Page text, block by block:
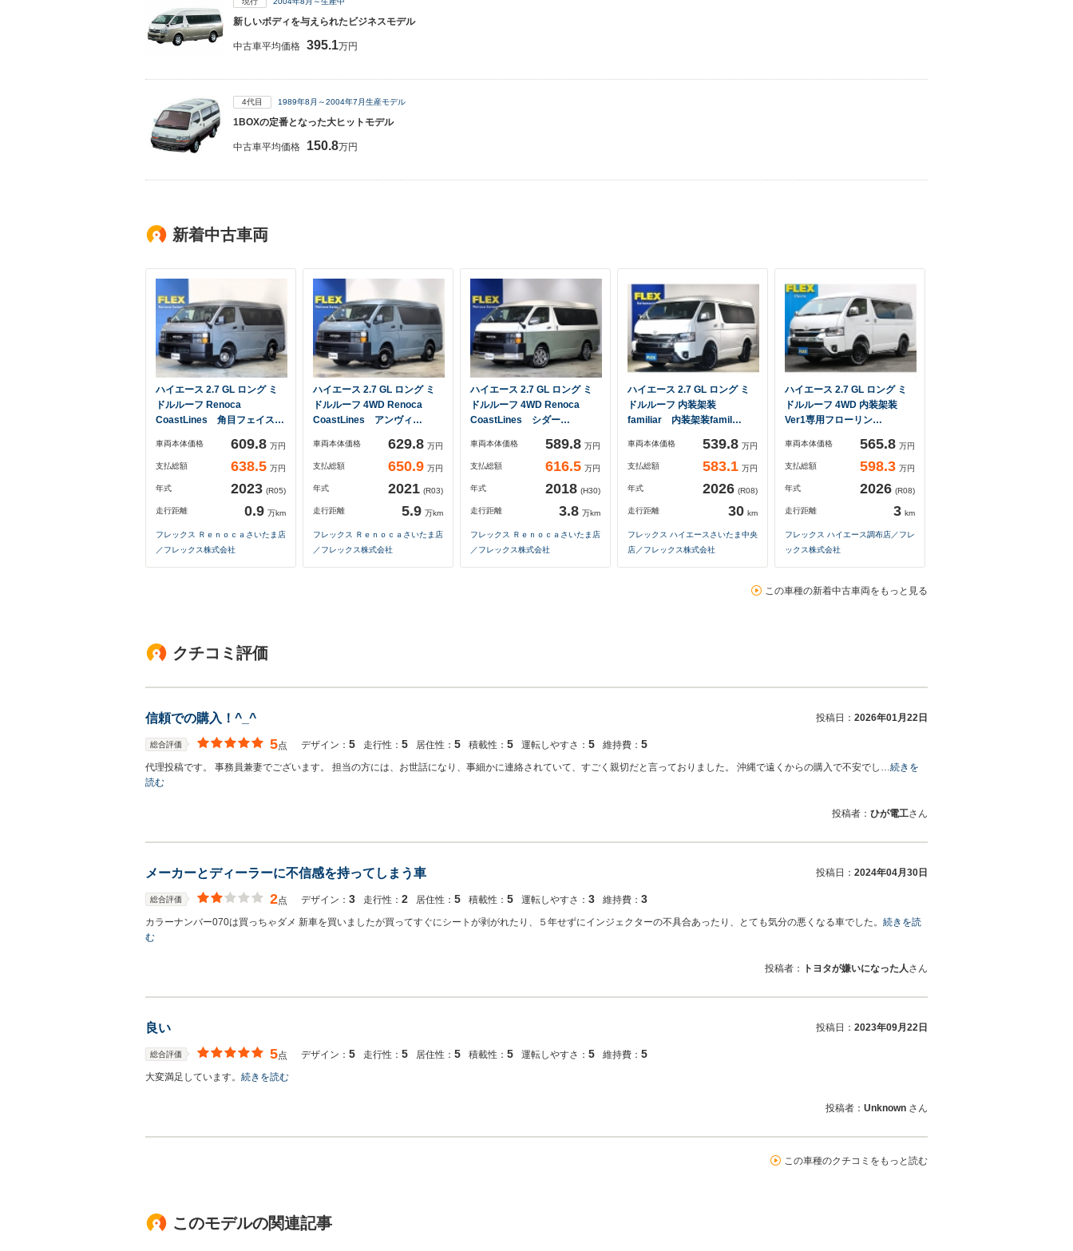
新しいボディを与えられたビジネスモデル
中古車平均価格 395.1万円
4代目 1989年8月～2004年7月生産モデル
1BOXの定番となった大ヒットモデル
中古車平均価格 150.8万円
新着中古車両
ハイエース 2.7 GL ロング ミ
ドルルーフ Renoca
CoastLines 角目フェイス…
車両本体価格 609.8 万円
支払総額 638.5 万円
年式 2023 (R05)
走行距離 0.9 万km
フレックス Ｒｅｎｏｃａさいたま店
／フレックス株式会社
ハイエース 2.7 GL ロング ミ
ドルルーフ 4WD Renoca
CoastLines アンヴィ…
車両本体価格 629.8 万円
支払総額 650.9 万円
年式 2021 (R03)
走行距離 5.9 万km
フレックス Ｒｅｎｏｃａさいたま店
／フレックス株式会社
ハイエース 2.7 GL ロング ミ
ドルルーフ 4WD Renoca
CoastLines シダー…
車両本体価格 589.8 万円
支払総額 616.5 万円
年式 2018 (H30)
走行距離 3.8 万km
フレックス Ｒｅｎｏｃａさいたま店
／フレックス株式会社
ハイエース 2.7 GL ロング ミ
ドルルーフ 内装架装
familiar 内装架装famil…
車両本体価格 539.8 万円
支払総額 583.1 万円
年式 2026 (R08)
走行距離 30 km
フレックス ハイエースさいたま中央
店／フレックス株式会社
ハイエース 2.7 GL ロング ミ
ドルルーフ 4WD 内装架装
Ver1専用フローリン…
車両本体価格 565.8 万円
支払総額 598.3 万円
年式 2026 (R08)
走行距離 3 km
フレックス ハイエース調布店／フレ
ックス株式会社
この車種の新着中古車両をもっと見る
クチコミ評価
信頼での購入！^_^ 投稿日： 2026年01月22日
総合評価 5点 デザイン： 5 走行性： 5 居住性： 5 積載性： 5 運転しやすさ： 5 維持費： 5
代理投稿です。 事務員兼妻でございます。 担当の方には、お世話になり、事細かに連絡されていて、すごく親切だと言っておりました。 沖縄で遠くからの購入で不安でし…続きを
読む
投稿者： ひが電工さん
メーカーとディーラーに不信感を持ってしまう車 投稿日： 2024年04月30日
総合評価 2点 デザイン： 3 走行性： 2 居住性： 5 積載性： 5 運転しやすさ： 3 維持費： 3
カラーナンバー070は買っちゃダメ 新車を買いましたが買ってすぐにシートが剥がれたり、５年せずにインジェクターの不具合あったり、とても気分の悪くなる車でした。 続きを読
む
投稿者： トヨタが嫌いになった人さん
良い 投稿日： 2023年09月22日
総合評価 5点 デザイン： 5 走行性： 5 居住性： 5 積載性： 5 運転しやすさ： 5 維持費： 5
大変満足しています。 続きを読む
投稿者： Unknown さん
この車種のクチコミをもっと読む
このモデルの関連記事